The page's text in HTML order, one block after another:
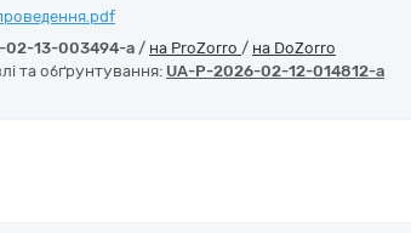
02-13-003494-a / на ProZorro / на DoZorro
та обґрунтування: UA-P-2026-02-12-014812-a